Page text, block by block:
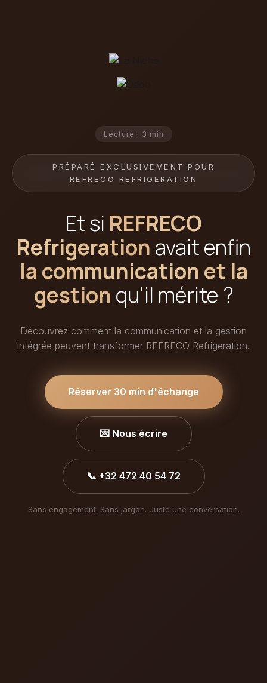
Lecture : 3 min
PRÉPARÉ EXCLUSIVEMENT POUR
REFRECO REFRIGERATION
Et si REFRECO
Refrigeration avait enfin
la communication et la
gestion qu'il mérite ?
Découvrez comment la communication et la gestion
intégrée peuvent transformer REFRECO Refrigeration.
Réserver 30 min d'échange
💌 Nous écrire
📞 +32 472 40 54 72
Sans engagement. Sans jargon. Juste une conversation.